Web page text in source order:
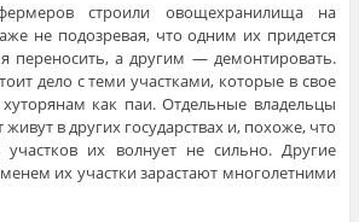
строили овощехранилища на
не подозревая, что одним их придется
переносить, а другим — демонтировать.
дело с теми участками, которые в свое
как паи. Отдельные владельцы
в других государствах и, похоже, что
участков их волнует не сильно. Другие
их участки зарастают многолетними